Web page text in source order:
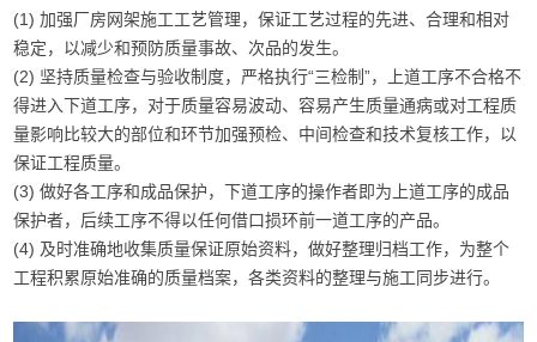
(1) 加强厂房网架施工工艺管理，保证工艺过程的先进、合理和相对
稳定，以减少和预防质量事故、次品的发生。
(2) 坚持质量检查与验收制度，严格执行“三检制”，上道工序不合格不
得进入下道工序，对于质量容易波动、容易产生质量通病或对工程质
量影响比较大的部位和环节加强预检、中间检查和技术复核工作，以
保证工程质量。
(3) 做好各工序和成品保护，下道工序的操作者即为上道工序的成品
保护者，后续工序不得以任何借口损环前一道工序的产品。
(4) 及时准确地收集质量保证原始资料，做好整理归档工作，为整个
工程积累原始准确的质量档案，各类资料的整理与施工同步进行。